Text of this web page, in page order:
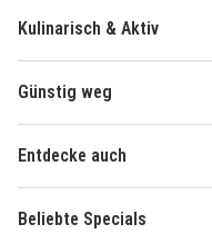
Kulinarisch & Aktiv
Günstig weg
Entdecke auch
Beliebte Specials